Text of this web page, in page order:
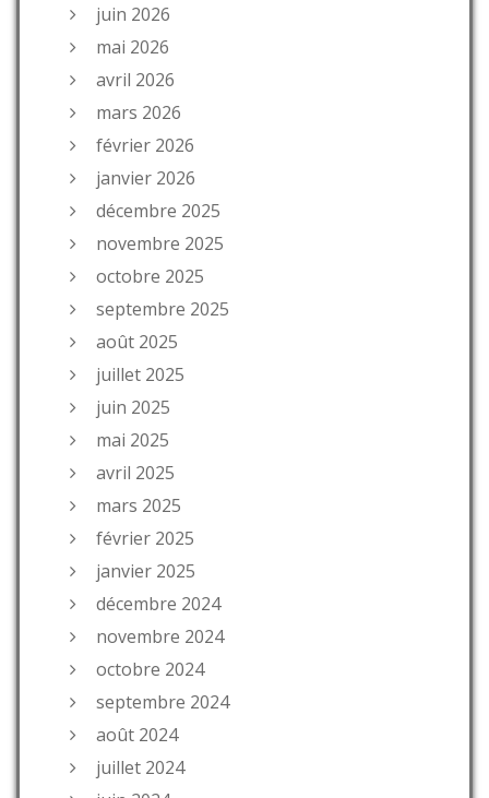
juin 2026
mai 2026
avril 2026
mars 2026
février 2026
janvier 2026
décembre 2025
novembre 2025
octobre 2025
septembre 2025
août 2025
juillet 2025
juin 2025
mai 2025
avril 2025
mars 2025
février 2025
janvier 2025
décembre 2024
novembre 2024
octobre 2024
septembre 2024
août 2024
juillet 2024